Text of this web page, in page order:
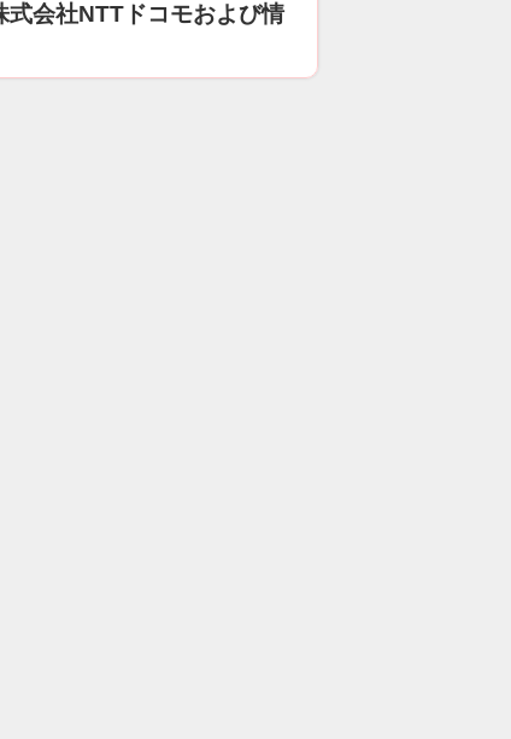
会社NTTドコモおよび情